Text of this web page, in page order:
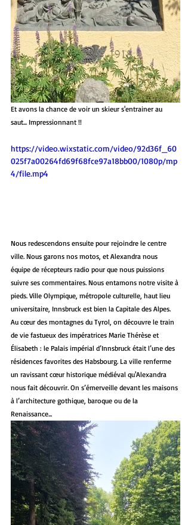
Et avons la chance de voir un skieur s'entrainer au
saut... Impressionnant !!
https://video.wixstatic.com/video/92d36f_60
025f7a00264fd69f68fce97a18bb00/1080p/mp
4/file.mp4
Nous redescendons ensuite pour rejoindre le centre
ville. Nous garons nos motos, et Alexandra nous
équipe de récepteurs radio pour que nous puissions
suivre ses commentaires. Nous entamons notre visite à
pieds. Ville Olympique, métropole culturelle, haut lieu
universitaire, Innsbruck est bien la Capitale des Alpes.
Au cœur des montagnes du Tyrol, on découvre le train
de vie fastueux des impératrices Marie Thérèse et
Élisabeth : le Palais impérial d’Innsbruck était l’une des
résidences favorites des Habsbourg. La ville renferme
un ravissant cœur historique médiéval qu'Alexandra
nous fait découvrir. On s’émerveille devant les maisons
à l’architecture gothique, baroque ou de la
Renaissance...